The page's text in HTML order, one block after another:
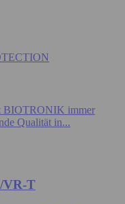
BIOTRONIK immer
Qualität in...
VR-T